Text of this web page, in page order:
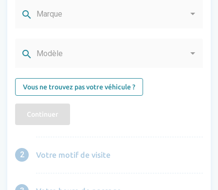
search Marque
search Modèle
Vous ne trouvez pas votre véhicule ?
Continuer
2 Votre motif de visite